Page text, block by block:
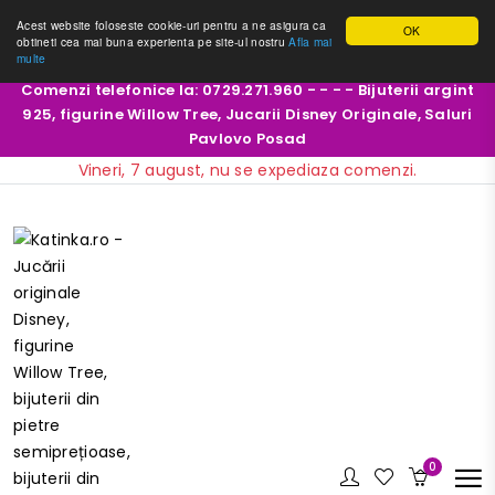
OK
Acest website foloseste cookie-uri pentru a ne asigura ca
obtineti cea mai buna experienta pe site-ul nostruAfla mai
multe
Comenzi telefonice la: 0729.271.960 - - - - Bijuterii argint
925, figurine Willow Tree, Jucarii Disney Originale, Saluri
Pavlovo Posad
Vineri, 7 august, nu se expediaza comenzi.
0